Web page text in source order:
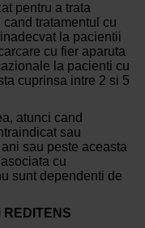
pentru a trata
tratamentul cu
la pacientii
cu fier aparuta
la pacienti cu
cuprinsa intre 2 si 5
atunci cand
sau
sau peste aceasta
cu
sunt dependenti de